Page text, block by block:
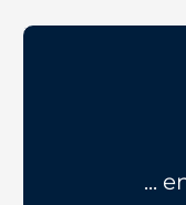
...